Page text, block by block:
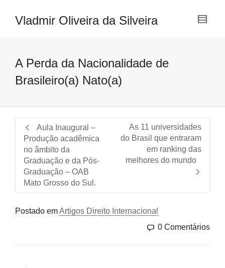
Vladmir Oliveira da Silveira
A Perda da Nacionalidade de
Brasileiro(a) Nato(a)
Aula Inaugural –
Produção acadêmica
no âmbito da
Graduação e da Pós-
Graduação – OAB
Mato Grosso do Sul.
As 11 universidades
do Brasil que entraram
em ranking das
melhores do mundo
Postado emArtigos Direito Internacional
0 Comentários